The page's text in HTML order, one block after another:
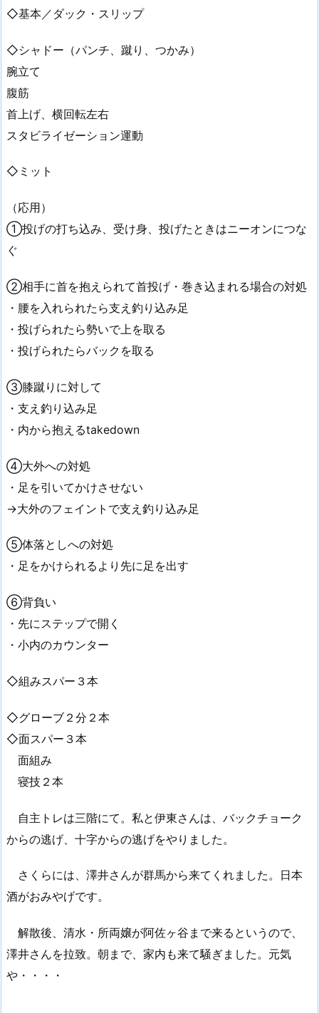
◇基本／ダック・スリップ
◇シャドー（パンチ、蹴り、つかみ）
腕立て
腹筋
首上げ、横回転左右
スタビライゼーション運動
◇ミット
（応用）
①投げの打ち込み、受け身、投げたときはニーオンにつな
ぐ
②相手に首を抱えられて首投げ・巻き込まれる場合の対処
・腰を入れられたら支え釣り込み足
・投げられたら勢いで上を取る
・投げられたらバックを取る
③膝蹴りに対して
・支え釣り込み足
・内から抱えるtakedown
④大外への対処
・足を引いてかけさせない
→大外のフェイントで支え釣り込み足
⑤体落としへの対処
・足をかけられるより先に足を出す
⑥背負い
・先にステップで開く
・小内のカウンター
◇組みスパー３本
◇グローブ２分２本
◇面スパー３本
面組み
寝技２本
自主トレは三階にて。私と伊東さんは、バックチョーク
からの逃げ、十字からの逃げをやりました。
さくらには、澤井さんが群馬から来てくれました。日本
酒がおみやげです。
解散後、清水・所両嬢が阿佐ヶ谷まで来るというので、
澤井さんを拉致。朝まで、家内も来て騒ぎました。元気
や・・・・